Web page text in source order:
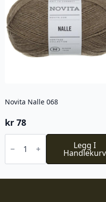
Novita Nalle 068
kr78
Novita
068
antall
Legg I
Handlekurv